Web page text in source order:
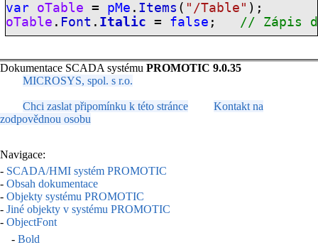
var oTable = pMe . Items ( "/Table" );
oTable . Font . Italic = false ; // Zápis
Dokumentace SCADA systému PROMOTIC 9.0.35
MICROSYS, spol. s r.o.
Chci zaslat připomínku k této stránce
Kontakt na
zodpovědnou osobu
Navigace:
- SCADA/HMI systém PROMOTIC
- Obsah dokumentace
- Objekty systému PROMOTIC
- Jiné objekty v systému PROMOTIC
- ObjectFont
- Bold